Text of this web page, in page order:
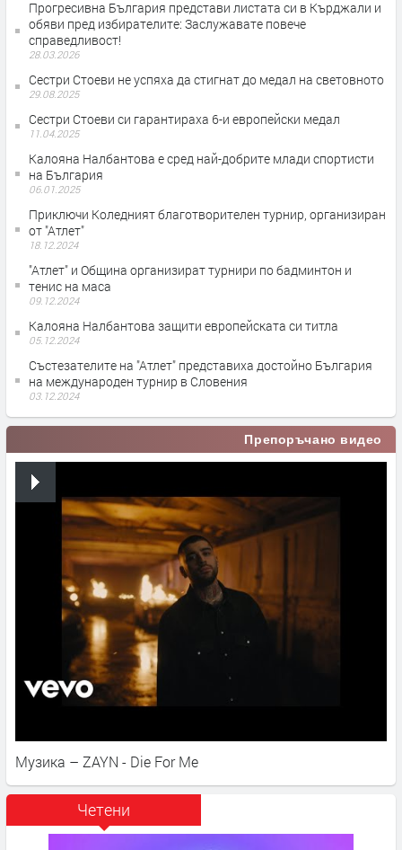
Прогресивна България представи листата си в Кърджали и
обяви пред избирателите: Заслужавате повече
справедливост!
28.03.2026
Сестри Стоеви не успяха да стигнат до медал на световното
29.08.2025
Сестри Стоеви си гарантираха 6-и европейски медал
11.04.2025
Калояна Налбантова е сред най-добрите млади спортисти
на България
06.01.2025
Приключи Коледният благотворителен турнир, организиран
от "Атлет"
18.12.2024
"Атлет" и Община организират турнири по бадминтон и
тенис на маса
09.12.2024
Калояна Налбантова защити европейската си титла
05.12.2024
Състезателите на "Атлет" представиха достойно България
на международен турнир в Словения
03.12.2024
Препоръчано видео
Музика – ZAYN - Die For Me
Четени